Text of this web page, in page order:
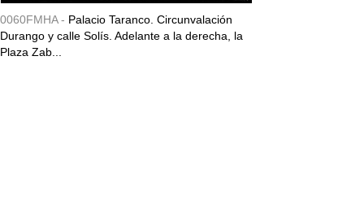
0060FMHA - Palacio Taranco. Circunvalación
Durango y calle Solís. Adelante a la derecha, la
Plaza Zab...